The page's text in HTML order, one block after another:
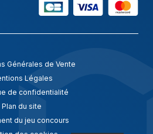
Générales de Vente
Légales
de confidentialité
Plan du site
du jeu concours